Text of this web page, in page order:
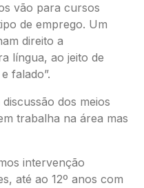
vão para cursos
de emprego. Um
direito a
língua, ao jeito de
falado”.
dos meios
trabalha na área mas
intervenção
até ao 12º anos com